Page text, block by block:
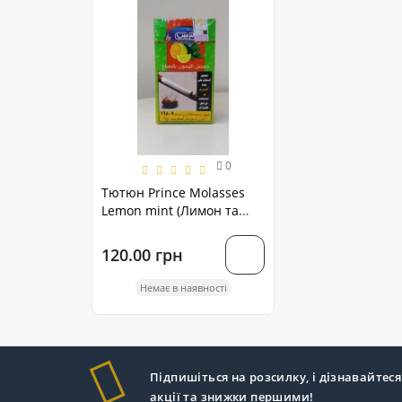
0
Тютюн Prince Molasses
Lemon mint (Лимон та
120.00 грн
Немає в наявності
Підпишіться на розсилку, і
акції та знижки першими!